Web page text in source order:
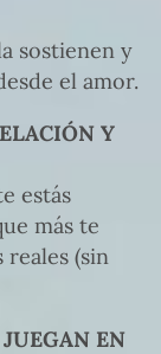
sostienen y
el amor.
Y
estás
más te
(sin
EN